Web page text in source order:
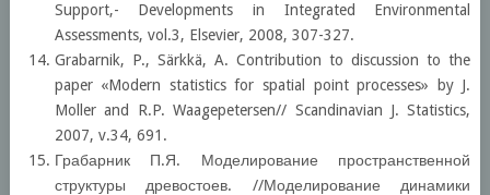
Support,- Developments in Integrated Environmental
Assessments, vol.3, Elsevier, 2008, 307-327.
Grabarnik, P., Särkkä, A. Contribution to discussion to the
paper «Modern statistics for spatial point processes» by J.
Moller and R.P. Waagepetersen// Scandinavian J. Statistics,
2007, v.34, 691.
Грабарник П.Я. Моделирование пространственной
структуры древостоев. //Моделирование динамики